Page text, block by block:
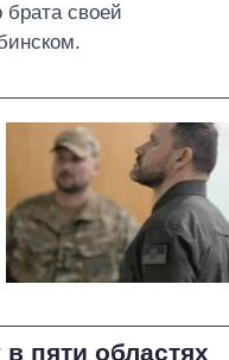
брата своей
пяти областях